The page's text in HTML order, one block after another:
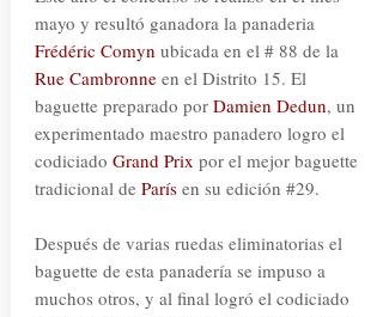
mayo y resultó ganadora la panaderia
Frédéric Comyn ubicada en el # 88 de la
Rue Cambronneen el Distrito 15. El
baguette preparado por Damien Dedun, un
experimentado maestro panadero logro el
codiciado Grand Prix por el mejor baguette
tradicional de Parísen su edición #29.
Después de varias ruedas eliminatorias el
baguette de esta panadería se impuso a
muchos otros, y al final logró el codiciado